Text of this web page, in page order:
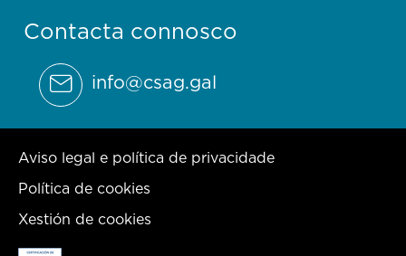
Contacta connosco
info@csag.gal
Aviso legal e política de privacidade
Política de cookies
Xestión de cookies